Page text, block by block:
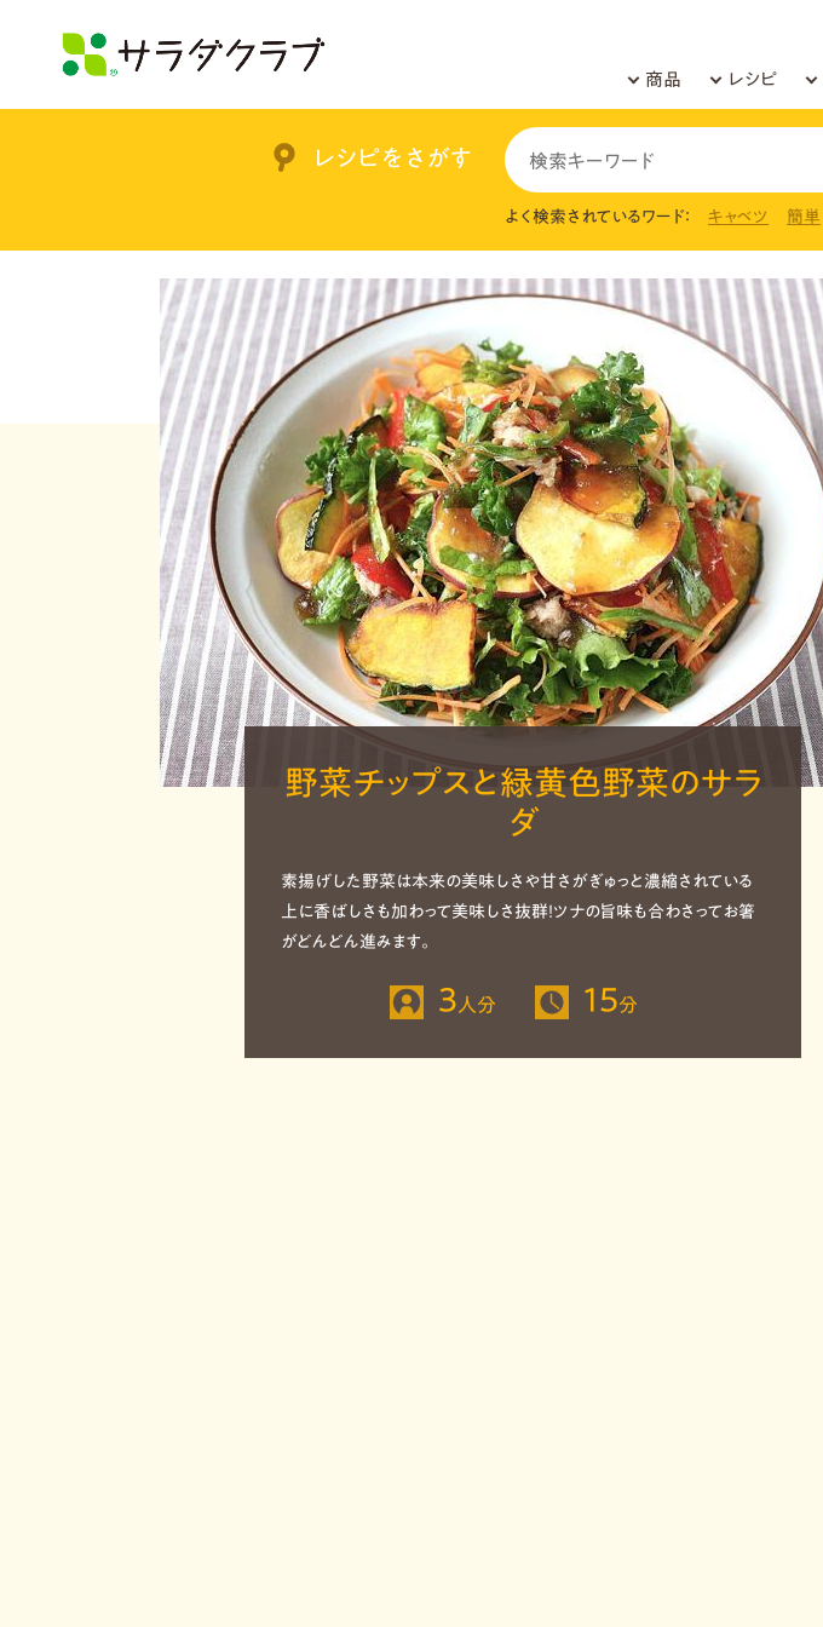
商品 レシピ
レシピをさがす
よく検索されているワード： キャベツ 簡単
野菜チップスと緑黄色野菜のサラ
ダ
素揚げした野菜は本来の美味しさや甘さがぎゅっと濃縮されている
上に香ばしさも加わって美味しさ抜群！ツナの旨味も合わさってお箸
がどんどん進みます。
3 人分 15分